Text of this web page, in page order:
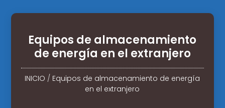
Equipos de almacenamiento
de energía en el extranjero
INICIO / Equipos de almacenamiento de energía
en el extranjero